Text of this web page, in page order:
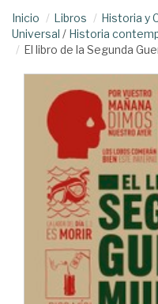
Inicio Libros Historia y
Universal / Historia
El libro de la Segunda